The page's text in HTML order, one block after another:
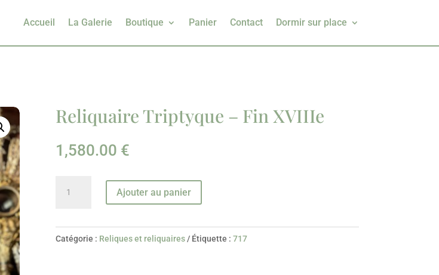
Accueil La Galerie Boutique Panier Contact Dormir sur place
Reliquaire Triptyque – Fin XVIIIe
1,580.00 €
Ajouter au panier
Catégorie : Reliques et reliquaires Étiquette : 717